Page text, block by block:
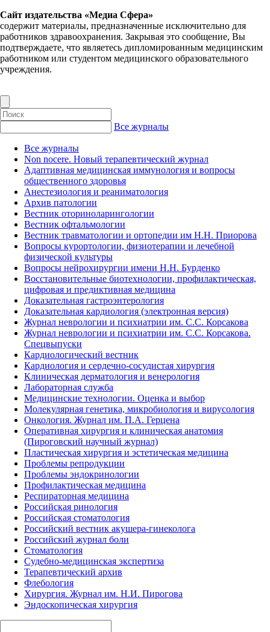
Сайт издательства «Медиа Сфера»
содержит материалы, предназначенные исключительно для
работников здравоохранения. Закрывая это сообщение, Вы
подтверждаете, что являетесь дипломированным медицинским
работником или студентом медицинского образовательного
учреждения.
Все журналы
Все журналы
Non nocere. Новый терапевтический журнал
Адаптивная медицинская иммунология и вопросы
общественного здоровья
Анестезиология и реаниматология
Архив патологии
Вестник оториноларингологии
Вестник офтальмологии
Вестник травматологии и ортопедии им Н.Н. Приорова
Вопросы курортологии, физиотерапии и лечебной
физической культуры
Вопросы нейрохирургии имени Н.Н. Бурденко
Восстановительные биотехнологии, профилактическая,
цифровая и предиктивная медицина
Доказательная гастроэнтерология
Доказательная кардиология (электронная версия)
Журнал неврологии и психиатрии им. С.С. Корсакова
Журнал неврологии и психиатрии им. С.С. Корсакова.
Спецвыпуски
Кардиологический вестник
Кардиология и сердечно-сосудистая хирургия
Клиническая дерматология и венерология
Лабораторная служба
Медицинские технологии. Оценка и выбор
Молекулярная генетика, микробиология и вирусология
Онкология. Журнал им. П.А. Герцена
Оперативная хирургия и клиническая анатомия
(Пироговский научный журнал)
Пластическая хирургия и эстетическая медицина
Проблемы репродукции
Проблемы эндокринологии
Профилактическая медицина
Респираторная медицина
Российская ринология
Российская стоматология
Российский вестник акушера-гинеколога
Российский журнал боли
Стоматология
Судебно-медицинская экспертиза
Терапевтический архив
Флебология
Хирургия. Журнал им. Н.И. Пирогова
Эндоскопическая хирургия